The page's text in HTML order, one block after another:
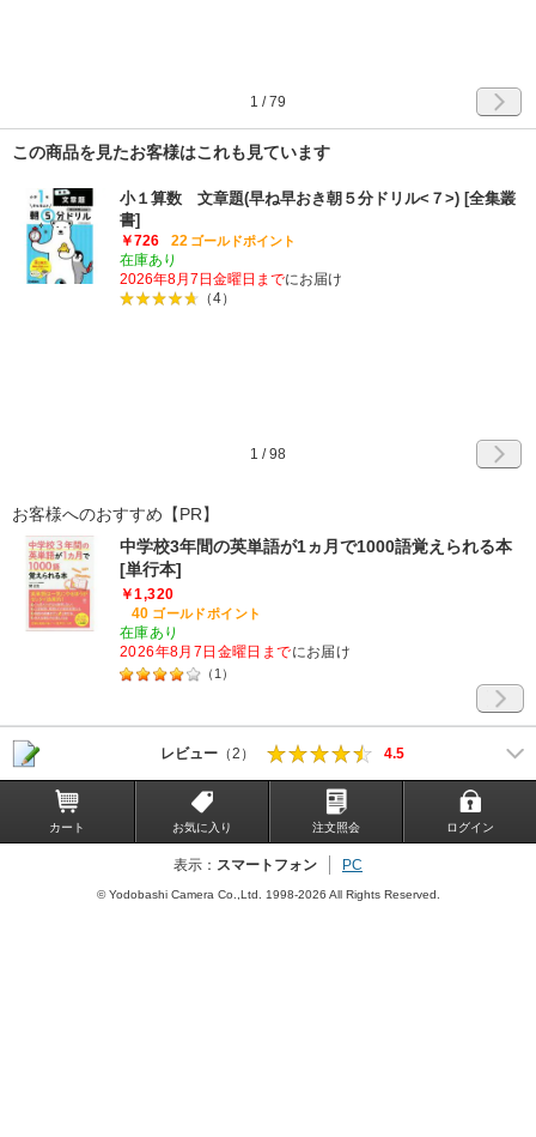
1 /79
この商品を見たお客様はこれも見ています
小１算数 文章題(早ね早おき朝５分ドリル<７>) [全集叢
書]
￥726 22 ゴールドポイント
在庫あり
2026年8月7日金曜日までにお届け
（4）
1 /98
お客様へのおすすめ【PR】
中学校3年間の英単語が1ヵ月で1000語覚えられる本
[単行本]
￥1,320
40 ゴールドポイント
在庫あり
2026年8月7日金曜日までにお届け
（ 1 ）
レビュー （2） 4.5
カート お気に入り 注文照会 ログイン
表示： スマートフォン PC
© Yodobashi Camera Co.,Ltd. 1998-2026 All Rights Reserved.